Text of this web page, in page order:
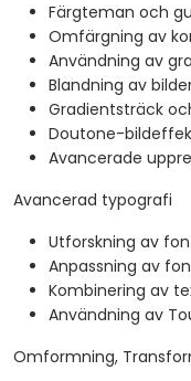
Färgteman och
Omfärgning av
Användning av
Blandning av
Gradientsträck
Doutone-
Avancerade
Avancerad typografi
Utforskning av
Anpassning av
Kombinering av
Användning av
Omformning,